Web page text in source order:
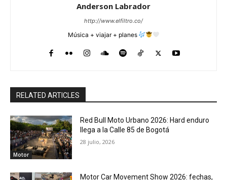
Anderson Labrador
http://www.elfiltro.co/
Música + viajar + planes
RELATED ARTICLES
Motor
Red Bull Moto Urbano 2026: Hard enduro
llega a la Calle 85 de Bogotá
28 julio, 2026
Motor Car Movement Show 2026: fechas,